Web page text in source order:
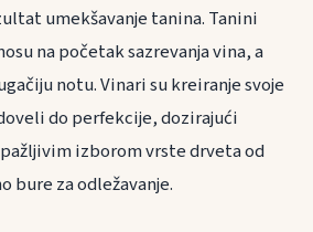
umekšavanje tanina. Tanini
na početak sazrevanja vina, a
notu. Vinari su kreiranje svoje
do perfekcije, dozirajući
izborom vrste drveta od
bure za odležavanje.